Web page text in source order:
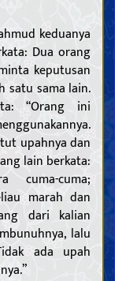
keduanya
Dua orang
keputusan
satu sama lain.
“Orang ini
upahnya dan
lain berkata:
cuma-cuma;
marah dan
dari kalian
lalu
ada upah
mereka yang
sifat-Nya, dan